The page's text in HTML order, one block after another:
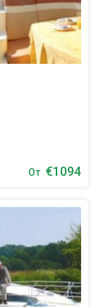
От €1094